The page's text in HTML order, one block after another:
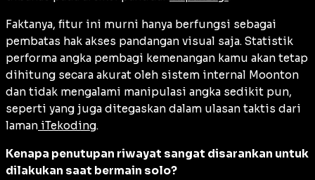
Faktanya, fitur ini murni hanya berfungsi sebagai
pembatas hak akses pandangan visual saja. Statistik
performa angka pembagi kemenangan kamu akan tetap
dihitung secara akurat oleh sistem internal Moonton
dan tidak mengalami manipulasi angka sedikit pun,
seperti yang juga ditegaskan dalam ulasan taktis dari
laman iTekoding.
Kenapa penutupan riwayat sangat disarankan untuk
dilakukan saat bermain solo?